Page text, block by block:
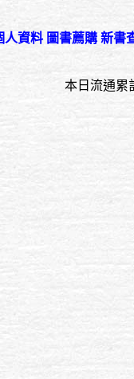
人資料 圖書薦購 新書
本日流通累計